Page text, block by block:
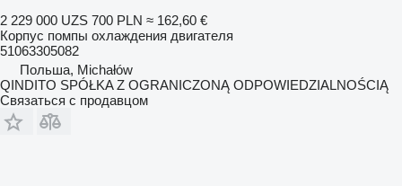
2 229 000 UZS 700 PLN ≈ 162,60 €
Корпус помпы охлаждения двигателя
51063305082
Польша, Michałów
QINDITO SPÓŁKA Z OGRANICZONĄ ODPOWIEDZIALNOŚCIĄ
Связаться с продавцом